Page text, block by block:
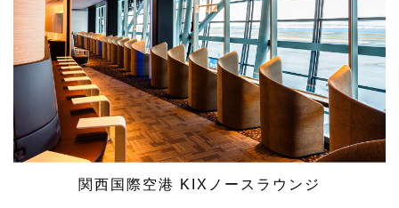
関西国際空港 KIXノースラウンジ